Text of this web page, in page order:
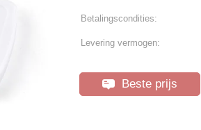
Betalingscondities:
Levering vermogen:
Beste prijs